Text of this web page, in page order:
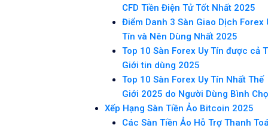
CFD Tiền Điện Tử Tốt Nhất 2025
Điểm Danh 3 Sàn Giao Dịch Forex
Tín và Nên Dùng Nhất 2025
Top 10 Sàn Forex Uy Tín được cả
Giới tin dùng 2025
Top 10 Sàn Forex Uy Tín Nhất Thế
Giới 2025 do Người Dùng Bình
Xếp Hạng Sàn Tiền Ảo Bitcoin 2025
Các Sàn Tiền Ảo Hỗ Trợ Thanh